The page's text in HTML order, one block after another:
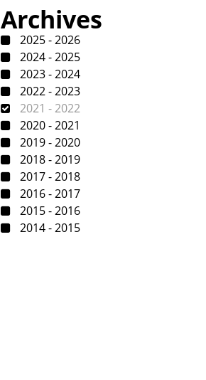
Archives
2025 - 2026
2024 - 2025
2023 - 2024
2022 - 2023
2021 - 2022
2020 - 2021
2019 - 2020
2018 - 2019
2017 - 2018
2016 - 2017
2015 - 2016
2014 - 2015